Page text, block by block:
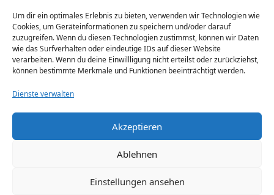
Um dir ein optimales Erlebnis zu bieten, verwenden wir Technologien wie
Cookies, um Geräteinformationen zu speichern und/oder darauf
zuzugreifen. Wenn du diesen Technologien zustimmst, können wir Daten
wie das Surfverhalten oder eindeutige IDs auf dieser Website
verarbeiten. Wenn du deine Einwillligung nicht erteilst oder zurückziehst,
können bestimmte Merkmale und Funktionen beeinträchtigt werden.
Dienste verwalten
Akzeptieren
Ablehnen
Einstellungen ansehen
ausschließlich im jeweiligen Online-
Shop des Anbieters verbindlich. Bitte
überprüfe den Preis vor dem Kauf
direkt beim Händler.
© 2026 Geschenkideen-1a.de. Alle Rechte
vorbehalten.